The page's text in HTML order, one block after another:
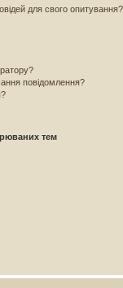
для свого опитування?
повідомлення?
тем